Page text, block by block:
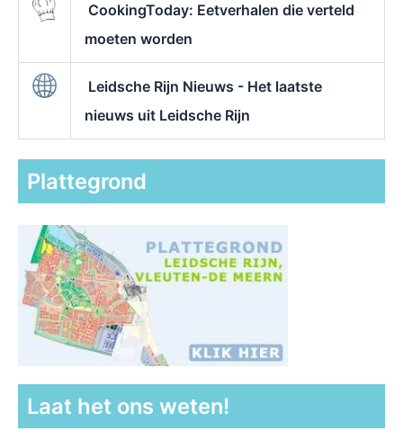
CookingToday: Eetverhalen die verteld
moeten worden
Leidsche Rijn Nieuws - Het laatste
nieuws uit Leidsche Rijn
Plattegrond
Laat het ons weten!